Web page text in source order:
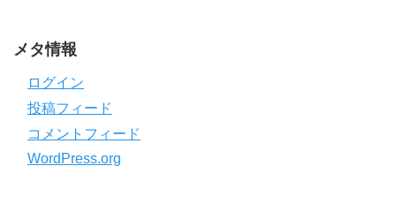
メタ情報
ログイン
投稿フィード
コメントフィード
WordPress.org